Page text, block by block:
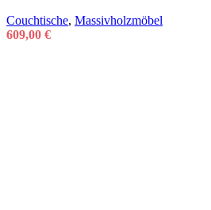
Couchtische, Massivholzmöbel
609,00 €